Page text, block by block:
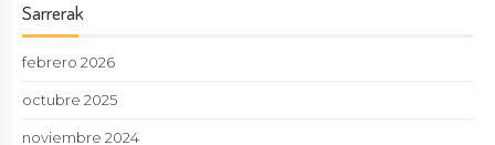
Sarrerak
febrero 2026
octubre 2025
noviembre 2024